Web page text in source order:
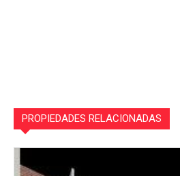
PROPIEDADES RELACIONADAS